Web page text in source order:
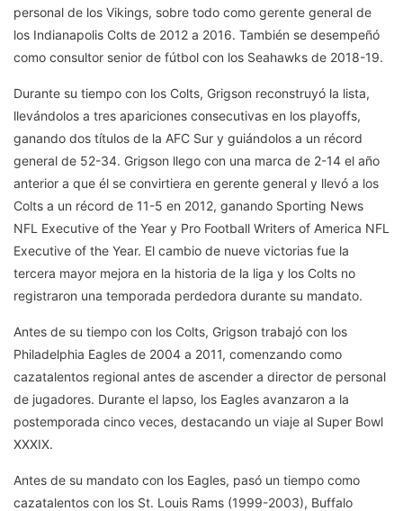
personal de los Vikings, sobre todo como gerente general de
los Indianapolis Colts de 2012 a 2016. También se desempeñó
como consultor senior de fútbol con los Seahawks de 2018-19.
Durante su tiempo con los Colts, Grigson reconstruyó la lista,
llevándolos a tres apariciones consecutivas en los playoffs,
ganando dos títulos de la AFC Sur y guiándolos a un récord
general de 52-34. Grigson llego con una marca de 2-14 el año
anterior a que él se convirtiera en gerente general y llevó a los
Colts a un récord de 11-5 en 2012, ganando Sporting News
NFL Executive of the Year y Pro Football Writers of America NFL
Executive of the Year. El cambio de nueve victorias fue la
tercera mayor mejora en la historia de la liga y los Colts no
registraron una temporada perdedora durante su mandato.
Antes de su tiempo con los Colts, Grigson trabajó con los
Philadelphia Eagles de 2004 a 2011, comenzando como
cazatalentos regional antes de ascender a director de personal
de jugadores. Durante el lapso, los Eagles avanzaron a la
postemporada cinco veces, destacando un viaje al Super Bowl
XXXIX.
Antes de su mandato con los Eagles, pasó un tiempo como
cazatalentos con los St. Louis Rams (1999-2003), Buffalo